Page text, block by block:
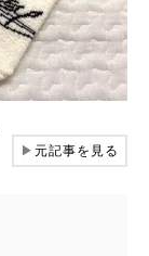
▶元記事を見る